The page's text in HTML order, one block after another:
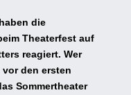
die
Theaterfest auf
reagiert. Wer
den ersten
Sommertheater